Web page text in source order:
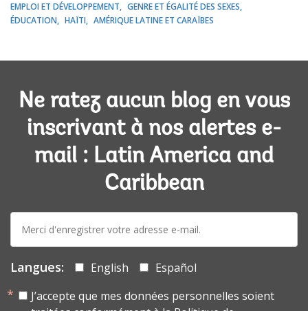
EMPLOI ET DÉVELOPPEMENT
GENRE ET ÉGALITÉ DES SEXES
ÉDUCATION
HAÏTI AMÉRIQUE LATINE ET CARAÏBES
Ne ratez aucun blog en vous
inscrivant à nos alertes e-
mail : Latin America and
Caribbean
mail:
Langues: English
Español
J’accepte que mes données personnelles soient